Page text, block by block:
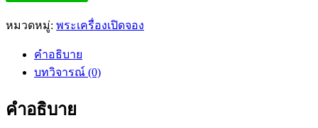
หมวดหมู่: พระเครื่องเปิดจอง
คำอธิบาย
บทวิจารณ์ (0)
คำอธิบาย